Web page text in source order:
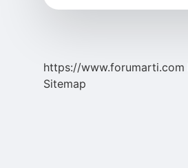
https://www.forumarti.com
Sitemap